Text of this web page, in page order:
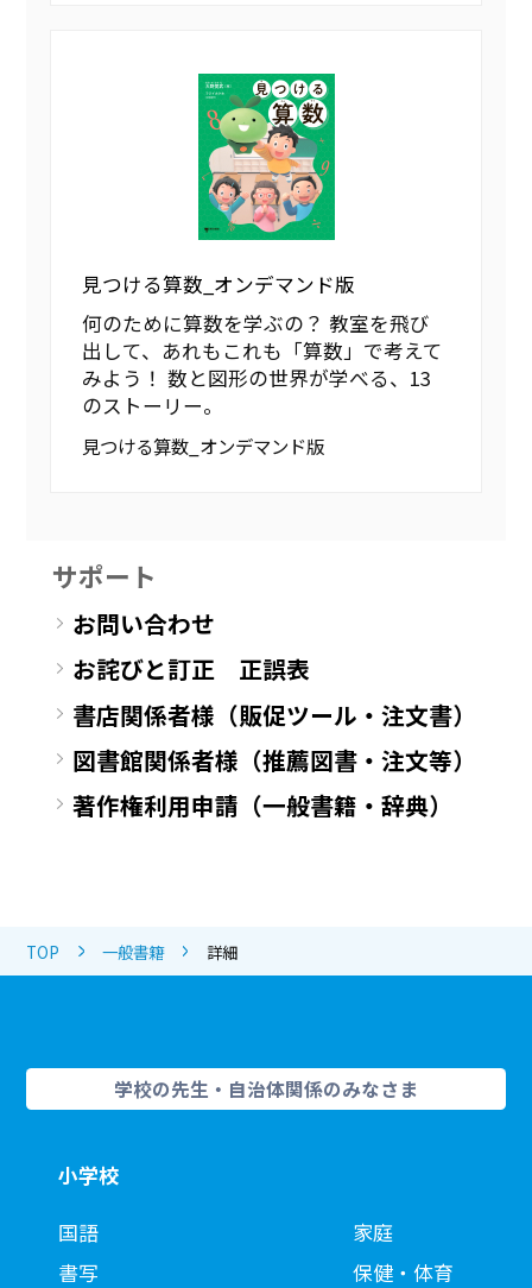
見つける算数_オンデマンド版
何のために算数を学ぶの？ 教室を飛び
出して、あれもこれも「算数」で考えて
みよう！ 数と図形の世界が学べる、13
のストーリー。
見つける算数_オンデマンド版
サポート
お問い合わせ
お詫びと訂正 正誤表
書店関係者様（販促ツール・注文書）
図書館関係者様（推薦図書・注文等）
著作権利用申請（一般書籍・辞典）
TOP 一般書籍 詳細
学校の先生・自治体関係のみなさま
小学校
国語
書写
家庭
保健・体育